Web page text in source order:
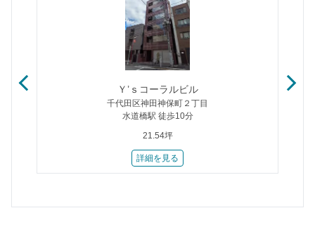
Ｙ’ｓコーラルビル
千代田区神田神保町２丁目
水道橋駅 徒歩10分
21.54坪
詳細を見る